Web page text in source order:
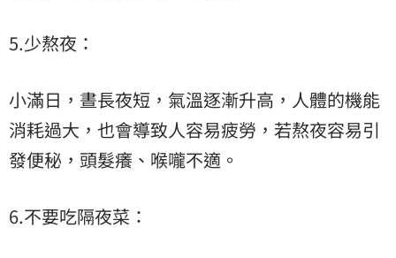
5.少熬夜：
小滿日，晝長夜短，氣溫逐漸升高，人體的機能
消耗過大，也會導致人容易疲勞，若熬夜容易引
發便秘，頭髮癢、喉嚨不適。
6.不要吃隔夜菜：